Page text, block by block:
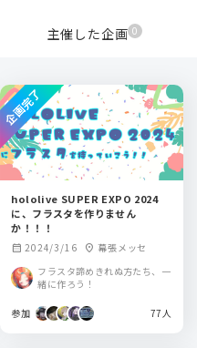
主催した企画 0
hololive SUPER EXPO 2024
に、フラスタを作りません
か！！！
calendar_month 2024/3/16 location_on 幕張メッセ
フラスタ諦めきれぬ方たち、一
緒に作ろう！
参加 77人
企画完了